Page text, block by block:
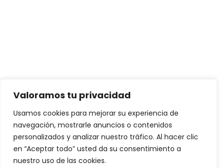
Valoramos tu privacidad
Usamos cookies para mejorar su experiencia de
navegación, mostrarle anuncios o contenidos
personalizados y analizar nuestro tráfico. Al hacer clic
en “Aceptar todo” usted da su consentimiento a
nuestro uso de las cookies.